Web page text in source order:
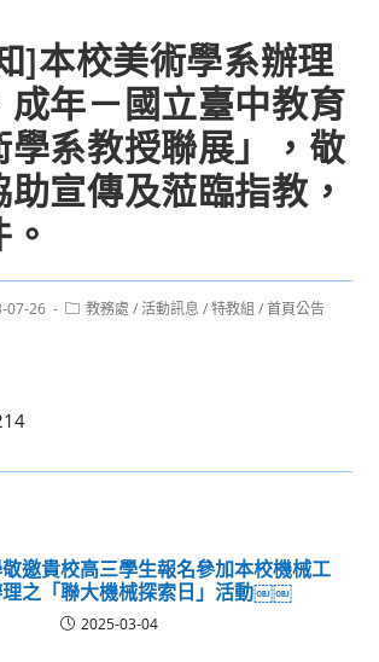
]本校美術學系辦理
成年－國立臺中教育
學系教授聯展」，敬
宣傳及蒞臨指教，
07-26
Post教務處 / 活動訊息 / 特教組 / 首頁公告
邀貴校高三學生報名參加本校機械工
理之「聯大機械探索日」活動￼￼
2025-03-04